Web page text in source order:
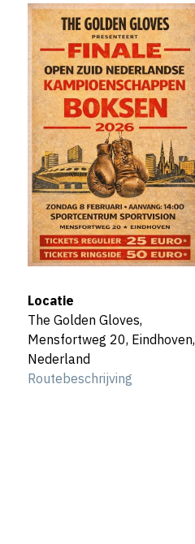
Locatie
The Golden Gloves,
Mensfortweg 20, Eindhoven,
Nederland
Routebeschrijving